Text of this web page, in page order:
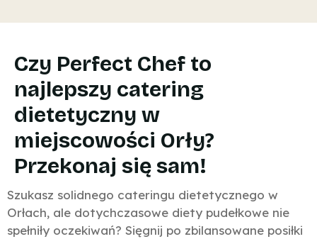
Czy Perfect Chef to
najlepszy catering
dietetyczny w
miejscowości Orły?
Przekonaj się sam!
Szukasz solidnego cateringu dietetycznego w
Orłach, ale dotychczasowe diety pudełkowe nie
spełniły oczekiwań? Sięgnij po zbilansowane posiłki